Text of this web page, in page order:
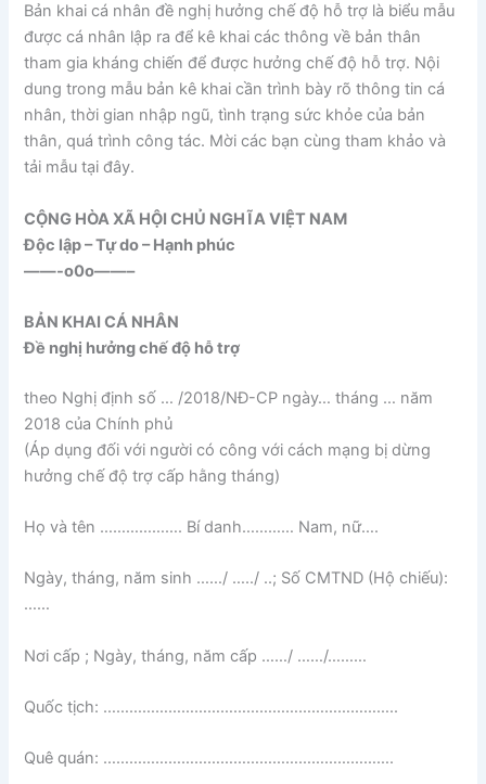
Bản khai cá nhân đề nghị hưởng chế độ hỗ trợ là biểu mẫu
được cá nhân lập ra để kê khai các thông về bản thân
tham gia kháng chiến để được hưởng chế độ hỗ trợ. Nội
dung trong mẫu bản kê khai cần trình bày rõ thông tin cá
nhân, thời gian nhập ngũ, tình trạng sức khỏe của bản
thân, quá trình công tác. Mời các bạn cùng tham khảo và
tải mẫu tại đây.
CỘNG HÒA XÃ HỘI CHỦ NGHĨA VIỆT NAM
Độc lập – Tự do – Hạnh phúc
——-o0o——–
BẢN KHAI CÁ NHÂN
Đề nghị hưởng chế độ hỗ trợ
theo Nghị định số … /2018/NĐ-CP ngày… tháng … năm
2018 của Chính phủ
(Áp dụng đối với người có công với cách mạng bị dừng
hưởng chế độ trợ cấp hằng tháng)
Họ và tên ………………. Bí danh………… Nam, nữ….
Ngày, tháng, năm sinh ……/ …../ ..; Số CMTND (Hộ chiếu):
……
Nơi cấp ; Ngày, tháng, năm cấp ……/ ……/………
Quốc tịch: …………………………………………………………..
Quê quán: ………………………………………………………….